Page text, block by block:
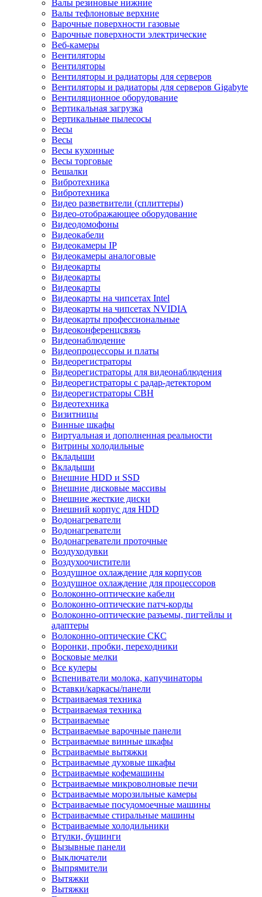
Валы резиновые нижние
Валы тефлоновые верхние
Варочные поверхности газовые
Варочные поверхности электрические
Веб-камеры
Вентиляторы
Вентиляторы
Вентиляторы и радиаторы для серверов
Вентиляторы и радиаторы для серверов Gigabyte
Вентиляционное оборудование
Вертикальная загрузка
Вертикальные пылесосы
Весы
Весы
Весы кухонные
Весы торговые
Вешалки
Вибротехника
Вибротехника
Видео разветвители (сплиттеры)
Видео-отображающее оборудование
Видеодомофоны
Видеокабели
Видеокамеры IP
Видеокамеры аналоговые
Видеокарты
Видеокарты
Видеокарты
Видеокарты на чипсетах Intel
Видеокарты на чипсетах NVIDIA
Видеокарты профессиональные
Видеоконференцсвязь
Видеонаблюдение
Видеопроцессоры и платы
Видеорегистраторы
Видеорегистраторы для видеонаблюдения
Видеорегистраторы с радар-детектором
Видеорегистраторы СВН
Видеотехника
Визитницы
Винные шкафы
Виртуальная и дополненная реальности
Витрины холодильные
Вкладыши
Вкладыши
Внешние HDD и SSD
Внешние дисковые массивы
Внешние жесткие диски
Внешний корпус для HDD
Водонагреватели
Водонагреватели
Водонагреватели проточные
Воздуходувки
Воздухоочистители
Воздушное охлаждение для корпусов
Воздушное охлаждение для процессоров
Волоконно-оптические кабели
Волоконно-оптические патч-корды
Волоконно-оптические разъемы, пигтейлы и
адаптеры
Волоконно-оптические СКС
Воронки, пробки, переходники
Восковые мелки
Все кулеры
Вспениватели молока, капучинаторы
Вставки/каркасы/панели
Встраиваемая техника
Встраиваемая техника
Встраиваемые
Встраиваемые варочные панели
Встраиваемые винные шкафы
Встраиваемые вытяжки
Встраиваемые духовые шкафы
Встраиваемые кофемашины
Встраиваемые микроволновые печи
Встраиваемые морозильные камеры
Встраиваемые посудомоечные машины
Встраиваемые стиральные машины
Встраиваемые холодильники
Втулки, бушинги
Вызывные панели
Выключатели
Выпрямители
Вытяжки
Вытяжки